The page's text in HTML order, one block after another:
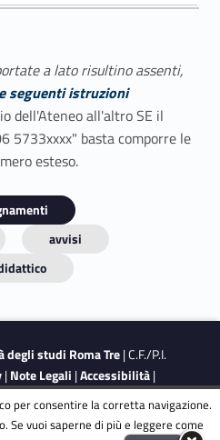
a lato risultino assenti,
seguenti istruzioni
dell'Ateneo all'altro SE il
5733xxxx" basta comporre le
esteso.
avvisi
degli studi Roma Tre| C.F./P.I.
|Note Legali |Accessibilità|
Dichiarazione di accessibilità
per consentire la corretta navigazione.
Se vuoi saperne di più e leggere come